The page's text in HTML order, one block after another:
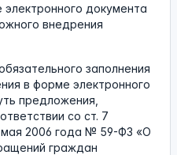
документа
внедрения
заполнения
в форме электронного
предложения,
со ст. 7
2006 года № 59-ФЗ «О
граждан